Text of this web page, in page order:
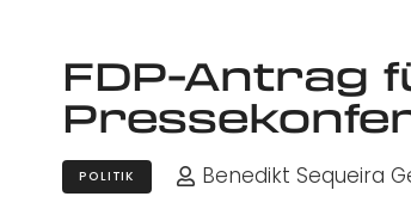
FDP-Antrag
POLITIK Benedikt Sequeira